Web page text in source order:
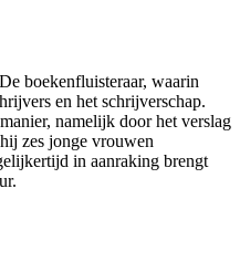
boekenfluisteraar, waarin
en het schrijverschap.
namelijk door het verslag
zes jonge vrouwen
in aanraking brengt